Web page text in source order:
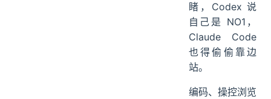
05、连接器
浏览器操控
计算机桌面控制
IM 频道
睹，Codex 说
自己是 NO1，
Claude Code
也得偷偷靠边
站。
编码、操控浏览